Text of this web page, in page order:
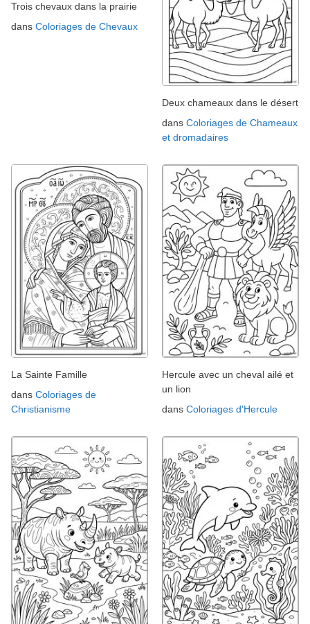
Trois chevaux dans la prairie
dans Coloriages de Chevaux
Deux chameaux dans le désert
dans Coloriages de Chameaux
et dromadaires
La Sainte Famille
dans Coloriages de
Christianisme
Hercule avec un cheval ailé et
un lion
dans Coloriages d'Hercule